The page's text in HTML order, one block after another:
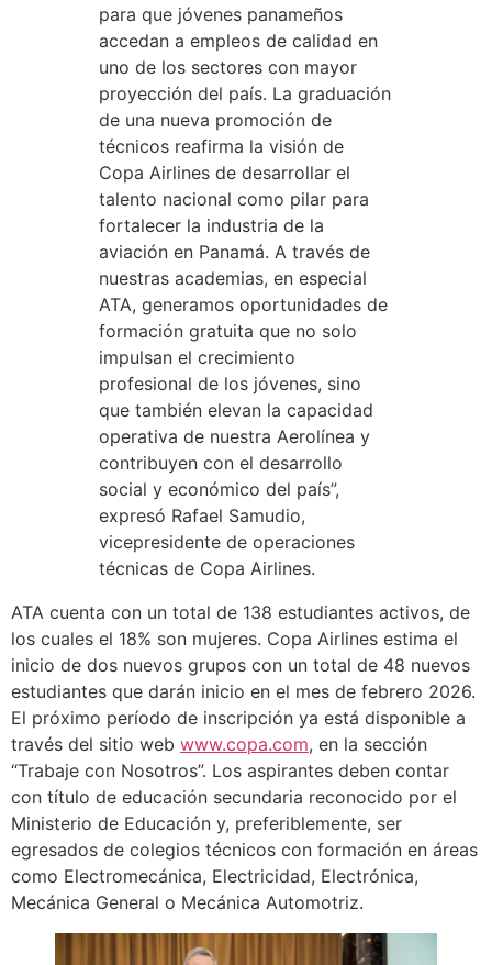
para que jóvenes panameños
accedan a empleos de calidad en
uno de los sectores con mayor
proyección del país. La graduación
de una nueva promoción de
técnicos reafirma la visión de
Copa Airlines de desarrollar el
talento nacional como pilar para
fortalecer la industria de la
aviación en Panamá. A través de
nuestras academias, en especial
ATA, generamos oportunidades de
formación gratuita que no solo
impulsan el crecimiento
profesional de los jóvenes, sino
que también elevan la capacidad
operativa de nuestra Aerolínea y
contribuyen con el desarrollo
social y económico del país”,
expresó Rafael Samudio,
vicepresidente de operaciones
técnicas de Copa Airlines.
ATA cuenta con un total de 138 estudiantes activos, de
los cuales el 18% son mujeres. Copa Airlines estima el
inicio de dos nuevos grupos con un total de 48 nuevos
estudiantes que darán inicio en el mes de febrero 2026.
El próximo período de inscripción ya está disponible a
través del sitio web www.copa.com, en la sección
“Trabaje con Nosotros”. Los aspirantes deben contar
con título de educación secundaria reconocido por el
Ministerio de Educación y, preferiblemente, ser
egresados de colegios técnicos con formación en áreas
como Electromecánica, Electricidad, Electrónica,
Mecánica General o Mecánica Automotriz.